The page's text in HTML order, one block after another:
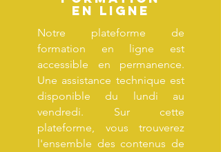
en ligne
Notre plateforme de
formation en ligne est
accessible en permanence.
Une assistance technique est
disponible du lundi au
vendredi. Sur cette
plateforme, vous trouverez
l'ensemble des contenus de